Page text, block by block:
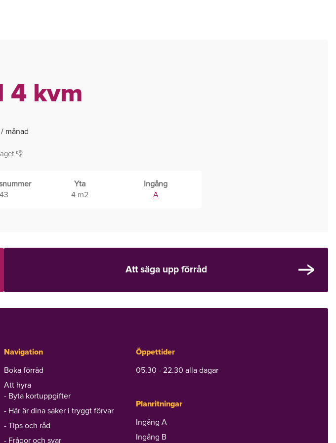
4 kvm
/ månad
👎
43
Yta
4 m2
Ingång
A
Att säga upp förråd
Navigation
Boka förråd
Att hyra
Byta kortuppgifter
Här är dina saker i tryggt förvar
Tips och råd
Frågor och svar
Öppettider
05.30 - 22.30 alla dagar
Planritningar
Ingång A
Ingång B